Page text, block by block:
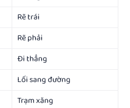
Rẽ trái
Rẽ phải
Đi thẳng
Lối sang đường
Trạm xăng